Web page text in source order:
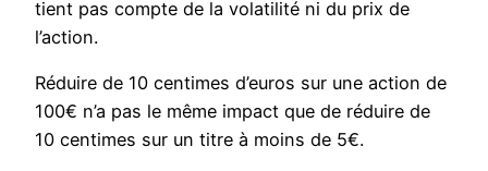
tient pas compte de la volatilité ni du prix de
l’action.
Réduire de 10 centimes d’euros sur une action de
100€ n’a pas le même impact que de réduire de
10 centimes sur un titre à moins de 5€.